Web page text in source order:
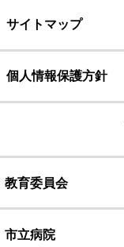
サイトマップ
個人情報保護方針
教育委員会
市立病院